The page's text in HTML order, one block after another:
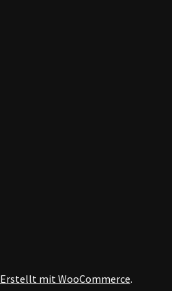
Erstellt mit WooCommerce.